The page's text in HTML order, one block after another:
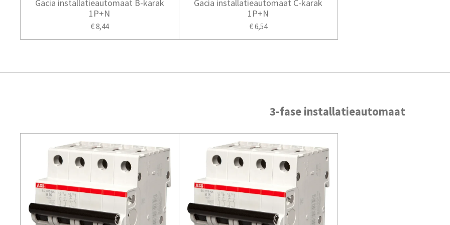
Gacia installatieautomaat B-karak
1P+N
€ 8,44
Gacia installatieautomaat C-karak
1P+N
€ 6,54
3-fase installatieautomaat